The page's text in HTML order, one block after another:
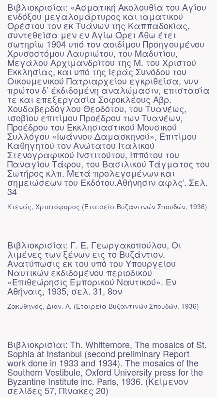
Βιβλιοκρισίαι: «Ασματική Ακολουθία του Αγίου
ενδόξου μεγαλομάρτυρος και ιαματικού
Ορέστου τον εκ Τυάνων της Καππαδοκίας,
συντεθείσα μεν εν Αγίω Όρει Άθω έτει
σωτηρίω 1904 υπό τον αοιδίμου Προηγουμένου
Χρυσοστόμου Λαυριώτου, του Μαδυτίου,
Μεγάλου Αρχιμανδρίτου της Μ. του Χριστού
Εκκλησίας, και υπό της Ιεράς Συνόδου του
Οικουμενικού Πατριαρχείου εγκριθείσα, νυν
πρώτον δ’ έκδιδομένη αναλώμασιν, επιστασία
τε και επεξεργασία Σοφοκλέους Αβρ.
Χουδαβερδόγλου Θεοδότου, του Τυανέως,
ισοβίου επιτίμου Προέδρου των Τυανέων,
Προέδρου του Εκκλησιαστικού Μουσικού
Συλλόγου «Ιωάννου Δαμασκηνού», Επιτίμου
Καθηγητού τον Ανώτατου Ιταλικού
Στενογραφικού Ινστιτούτου, Ιππότου του
Παναγίου Τάφου, του Βασιλικού Τάγματος του
Σωτήρος κλπ. Μετά προλεγομένων και
σημειώσεων του Εκδότου.Αθήνησιν αφλς’. Σελ.
34
Κτενάς, Χριστόφορος (Εταιρεία Βυζαντινών Σπουδών, 1936)
Βιβλιοκρισίαι: Γ. Ε. Γεωργακοπούλου, Οι
λιμένες των ξένων εις το Βυζάντιον.
Ανατύπωσις εκ του υπό του Υπουργείου
Ναυτικών εκδιδομένου περιοδικού
«Επιθεώρησις Εμπορικού Ναυτικού». Εν
Αθήναις, 1935, σελ. 31, 8ον
Ζακυθηνός, Διον. Α. (Εταιρεία Βυζαντινών Σπουδών, 1936)
Βιβλιοκρισίαι: Th. Whittemore, The mosaics of St.
Sophia at Instanbul (second preliminary Report
work done in 1933 and 1934). The mosaics of the
Southern Vestibule, Oxford University press for the
Byzantine Institute inc. Paris, 1936. (Κείμενον
σελίδες 57, Πίνακες 20)